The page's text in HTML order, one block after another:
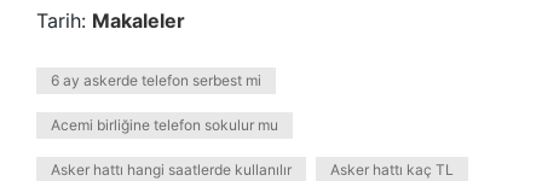
Tarih: Makaleler
6 ay askerde telefon serbest mi
Acemi birliğine telefon sokulur mu
Asker hattı hangi saatlerde kullanılır Asker hattı kaç TL